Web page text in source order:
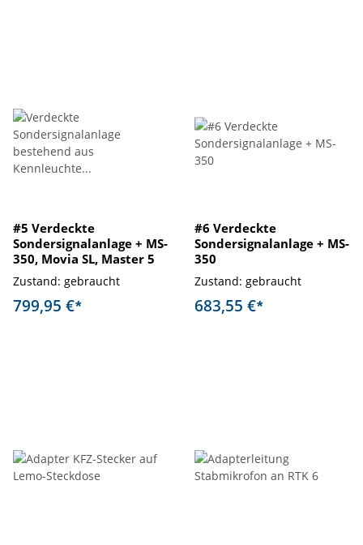
#5 Verdeckte
Sondersignalanlage + MS-
350, Movia SL, Master 5
Zustand: gebraucht
799,95 €*
#6 Verdeckte
Sondersignalanlage + MS-
350
Zustand: gebraucht
683,55 €*